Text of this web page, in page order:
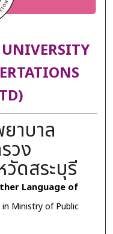
าบาล
วง
ดสระบุรี
Language of
Ministry of Public